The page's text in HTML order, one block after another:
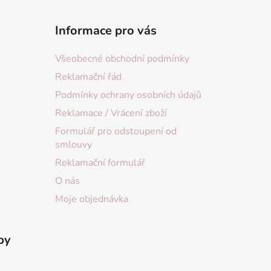
Informace pro vás
Všeobecné obchodní podmínky
Reklamační řád
Podmínky ochrany osobních údajů
Reklamace / Vrácení zboží
Formulář pro odstoupení od
smlouvy
Reklamační formulář
O nás
Moje objednávka